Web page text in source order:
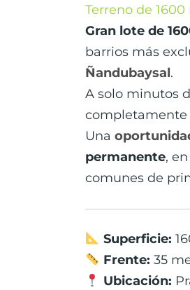
Terreno de
Gran lote de
barrios más
Ñandubaysal.
A solo minutos
completamente
Una
permanente,
comunes de
Superficie:
Frente: 35
Ubicación: